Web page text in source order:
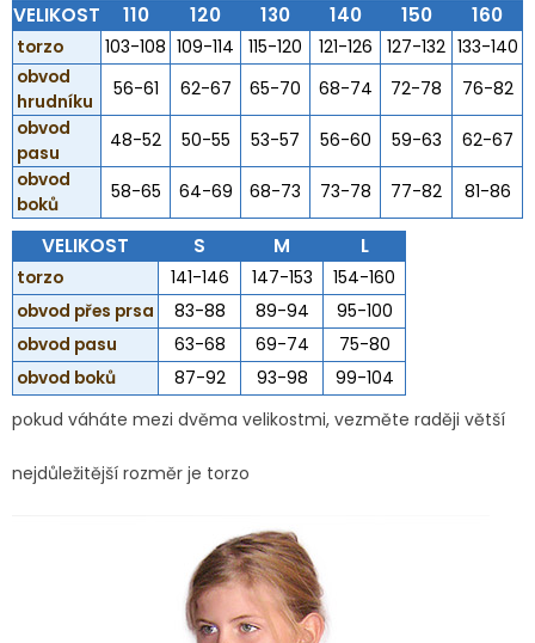
VELIKOST 110 120 130 140 150 160
torzo 103-108 109-114 115-120 121-126 127-132 133-140
obvod
hrudníku
56-61 62-67 65-70 68-74 72-78
76-82
obvod
pasu
48-52 50-55 53-57 56-60 59-63
62-67
obvod
boků
58-65 64-69 68-73 73-78 77-82 81-86
VELIKOST S M L
torzo 141-146 147-153
154-160
obvod přes prsa
83-88 89-94
95-100
obvod pasu
63-68 69-74
75-80
obvod boků
87-92 93-98
99-104
pokud váháte mezi dvěma velikostmi, vezměte raději větší
nejdůležitější rozměr je torzo